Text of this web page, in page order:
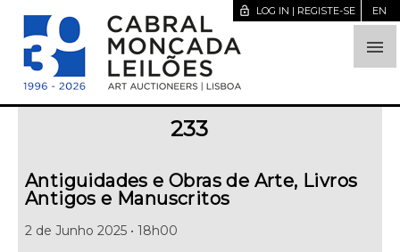

lock_open LOG IN | REGISTE-SE EN
233
Antiguidades e Obras de Arte, Livros
Antigos e Manuscritos
2 de Junho 2025 • 18h00